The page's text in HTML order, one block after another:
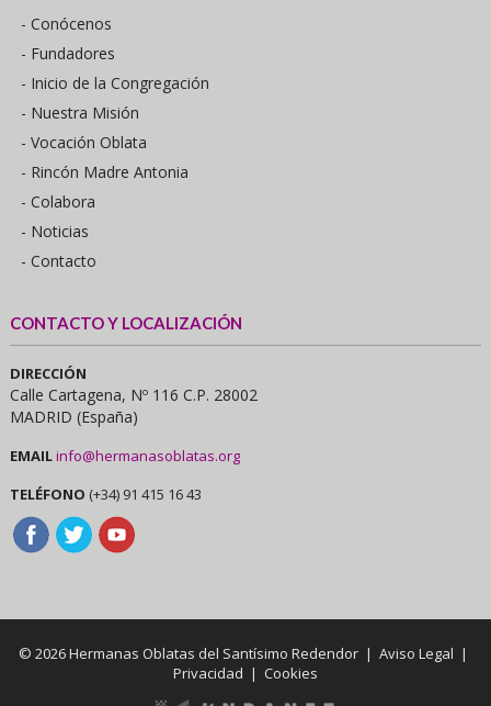
- Conócenos
- Fundadores
- Inicio de la Congregación
- Nuestra Misión
- Vocación Oblata
- Rincón Madre Antonia
- Colabora
- Noticias
- Contacto
CONTACTO Y LOCALIZACIÓN
DIRECCIÓN
Calle Cartagena, Nº 116 C.P. 28002
MADRID (España)
EMAILinfo@hermanasoblatas.org
TELÉFONO (+34) 91 415 16 43
© 2026 Hermanas Oblatas del Santísimo Redendor |Aviso Legal |
Privacidad | Cookies